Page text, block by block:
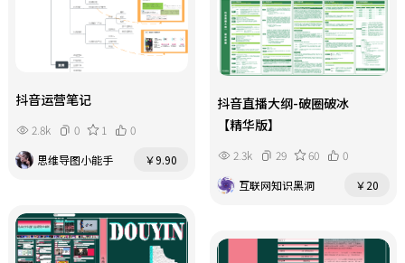
抖音运营笔记
2.8k 0 1
0
思维导图小能手
￥9.90
抖音直播大纲-破圈破冰
【精华版】
2.3k 29 60
0
互联网知识黑洞
￥20